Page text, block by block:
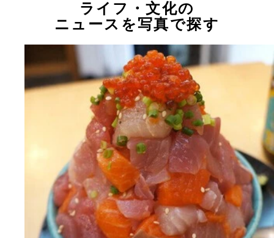
ライフ・文化の
ニュースを写真で探す